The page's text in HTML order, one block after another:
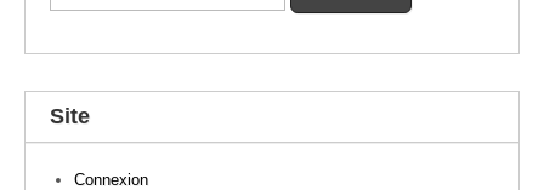
Site
Connexion